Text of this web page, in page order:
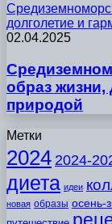
долголетие и
02.04.2025
образ жизни,
природой
Метки
2024 2024-
диета идеи
новая образы осень-